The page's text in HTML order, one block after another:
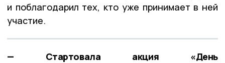
и поблагодарил тех, кто уже принимает в ней
участие.
— Стартовала акция «День